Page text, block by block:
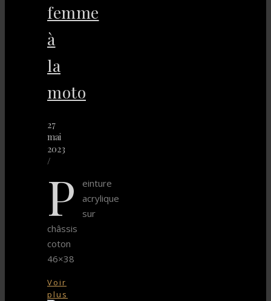
femme
à
la
moto
27
mai
2023
/
P
einture
acrylique
sur
châssis
coton
46×38
Voir
plus